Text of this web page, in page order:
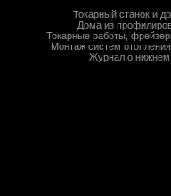
Токарный станок и
Дома из
Токарные работы
Монтаж систем отопления
Журнал о нижнем